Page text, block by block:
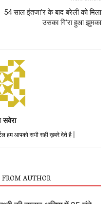
54 साल इंतजा’र के बाद बरेली को मिला
उसका गि’रा हुआ झुमका
हम आपको सभी सही ख़बरे देते है |
AUTHOR